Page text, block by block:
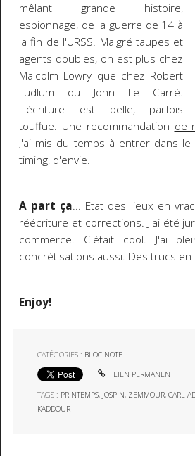
mêlant grande histoire,
espionnage, de la guerre de 14 à
la fin de l'URSS. Malgré taupes et
agents doubles, on est plus chez
Malcolm Lowry que chez Robert
Ludlum ou John Le Carré.
L'écriture est belle, parfois
touffue. Une recommandation de
J'ai mis du temps à entrer dans
timing, d'envie.
A part ça... Etat des lieux en
réécriture et corrections. J'ai été
commerce. C'était cool. J'ai
concrétisations aussi. Des trucs en
Enjoy!
CATÉGORIES : BLOC-NOTE
LIEN PERMANENT
TAGS : PRINTEMPS, JOSPIN, ZEMMOUR,CARL
KADDOUR